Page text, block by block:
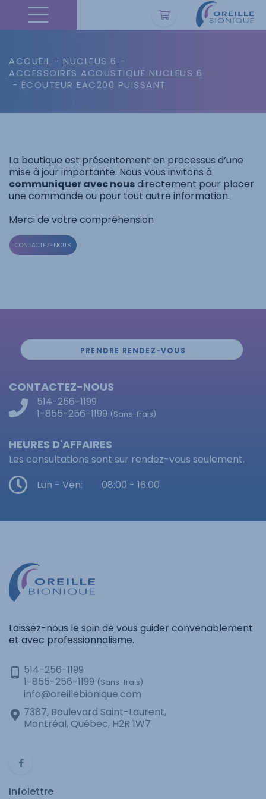
ACCUEIL - NUCLEUS 6 -
ACCESSOIRES ACOUSTIQUE NUCLEUS 6
- ÉCOUTEUR EAC200 PUISSANT
La boutique est présentement en processus d’une
mise à jour importante. Nous vous invitons à
communiquer avec nousdirectement pour placer
une commande ou pour tout autre information.
Merci de votre compréhension
CONTACTEZ-NOUS
PRENDRE RENDEZ-VOUS
CONTACTEZ-NOUS
514-256-1199
1-855-256-1199 (Sans-frais)
HEURES D'AFFAIRES
Les consultations sont sur rendez-vous seulement.
Lun - Ven:
08:00 - 16:00
Laissez-nous le soin de vous guider convenablement
et avec professionnalisme.
514-256-1199
1-855-256-1199 (Sans-frais)
info@oreillebionique.com
7387, Boulevard Saint-Laurent,
Montréal, Québec, H2R 1W7
Infolettre